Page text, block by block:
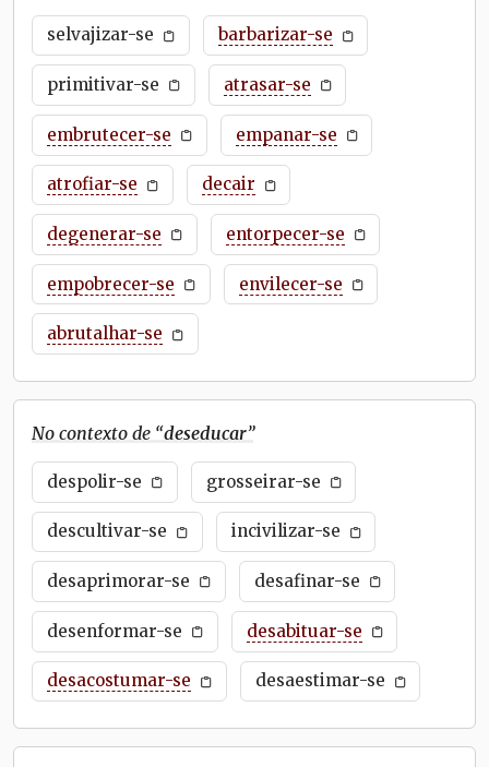
selvajizar-se barbarizar-se
primitivar-se atrasar-se
embrutecer-se empanar-se
atrofiar-se decair
degenerar-se entorpecer-se
empobrecer-se envilecer-se
abrutalhar-se
No contexto de “deseducar”
despolir-se grosseirar-se
descultivar-se incivilizar-se
desaprimorar-se desafinar-se
desenformar-se desabituar-se
desacostumar-se desaestimar-se